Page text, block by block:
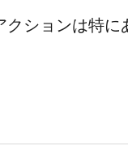
ションは特